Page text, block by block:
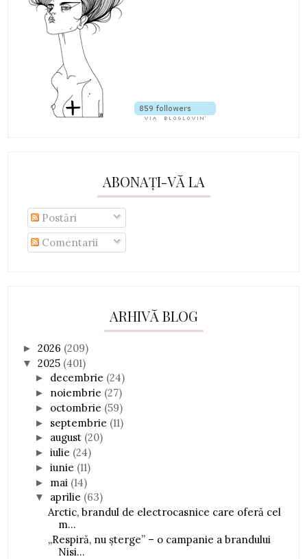
ABONAȚI-VĂ LA
Postări
Comentarii
ARHIVĂ BLOG
►2026 (209)
▼2025 (401)
► decembrie (24)
► noiembrie (27)
► octombrie (59)
► septembrie (11)
► august (20)
►iulie (24)
►iunie (11)
► mai (14)
▼ aprilie (63)
Arctic, brandul de electrocasnice care oferă cel
m...
„Respiră, nu șterge” – o campanie a brandului
Nisi...